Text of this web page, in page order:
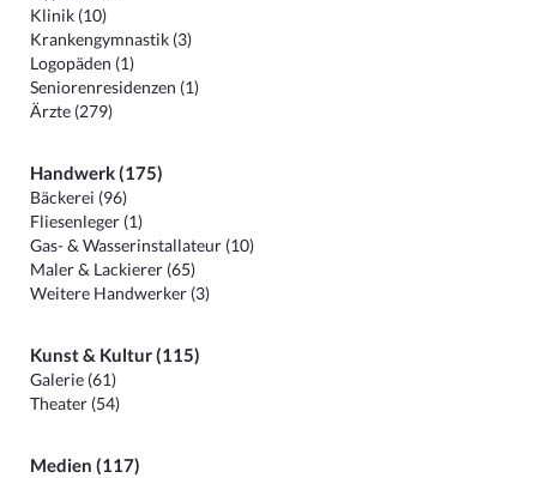
Klinik (10)
Krankengymnastik (3)
Logopäden (1)
Seniorenresidenzen (1)
Ärzte (279)
Handwerk (175)
Bäckerei (96)
Fliesenleger (1)
Gas- & Wasserinstallateur (10)
Maler & Lackierer (65)
Weitere Handwerker (3)
Kunst & Kultur (115)
Galerie (61)
Theater (54)
Medien (117)